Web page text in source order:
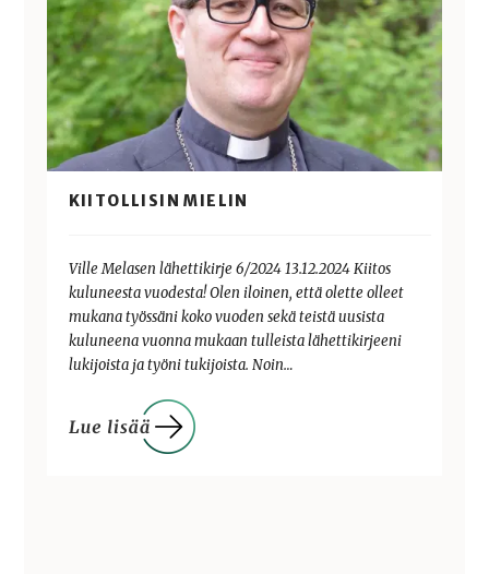
KIITOLLISIN MIELIN
Ville Melasen lähettikirje 6/2024 13.12.2024 Kiitos
kuluneesta vuodesta! Olen iloinen, että olette olleet
mukana työssäni koko vuoden sekä teistä uusista
kuluneena vuonna mukaan tulleista lähettikirjeeni
lukijoista ja työni tukijoista. Noin…